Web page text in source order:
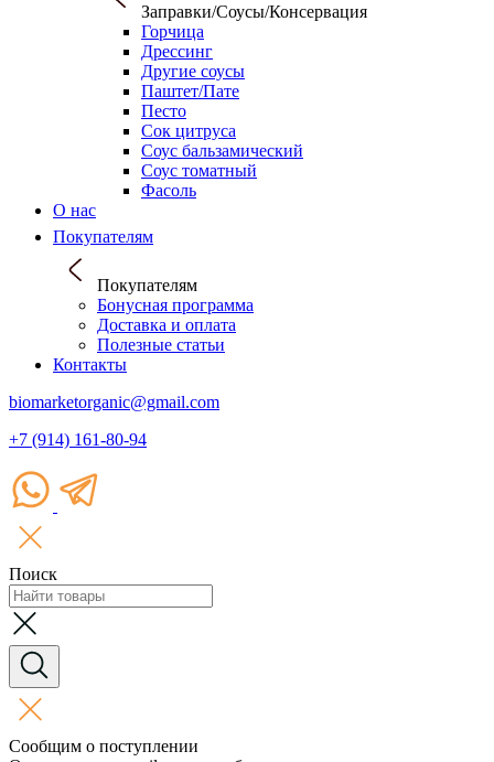
Заправки/Соусы/Консервация
Горчица
Дрессинг
Другие соусы
Паштет/Пате
Песто
Сок цитруса
Соус бальзамический
Соус томатный
Фасоль
О нас
Покупателям
Покупателям
Бонусная программа
Доставка и оплата
Полезные статьи
Контакты
biomarketorganic@gmail.com
+7 (914) 161-80-94
Поиск
Сообщим о поступлении